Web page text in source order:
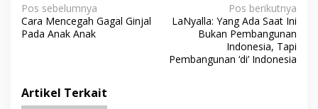
N
a
g
Pos sebelumnya
Cara Mencegah Gagal Ginjal
Pada Anak Anak
Pos berikutnya
LaNyalla: Yang Ada Saat Ini
Bukan Pembangunan
Indonesia, Tapi
Pembangunan ‘di’ Indonesia
Artikel Terkait